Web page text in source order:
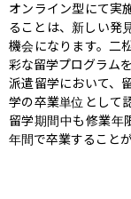
オンライン型にて実
ることは、新しい発
機会になります。二
彩な留学プログラム
派遣留学において、
学の卒業単位として
留学期間中も修業年
年間で卒業することが